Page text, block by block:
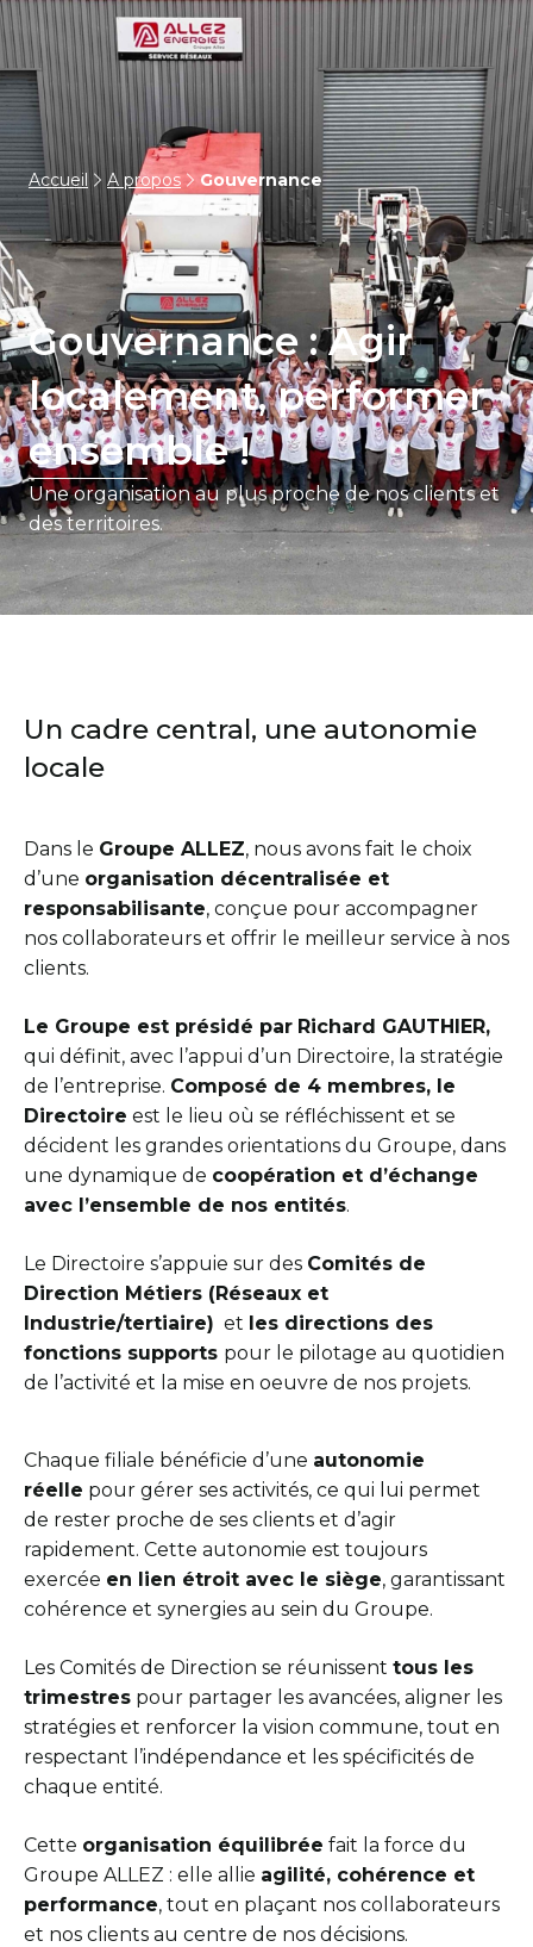
Accueil A propos Gouvernance
Gouvernance : Agir
localement, performer
ensemble !
Une organisationau plus proche de nos clients et
des territoires.
Un cadre central, une autonomie
locale
Dans le Groupe ALLEZ, nous avons fait le choix
d’une organisation décentralisée et
responsabilisante, conçue pour accompagner
nos collaborateurs et offrir le meilleur service à nos
clients.
Le Groupe est présidé par Richard GAUTHIER,
qui définit,avec l’appui d’un Directoire, la stratégie
de l’entreprise. Composé de 4 membres, le
Directoire est le lieu où se réfléchissent et se
décident les grandes orientations du Groupe, dans
une dynamique de coopération et d’échange
avec l’ensemble de nos entités.
Le Directoire s’appuie sur des Comités de
Direction Métiers (Réseaux et
Industrie/tertiaire) et les directions des
fonctions supports pour le pilotage au quotidien
de l’activité et la mise en oeuvre de nos projets.
Chaque filiale bénéficie d’une autonomie
réelle pour gérer ses activités, ce qui lui permet
de rester proche de ses clients et d’agir
rapidement. Cette autonomie est toujours
exercée en lien étroit avec le siège, garantissant
cohérence et synergies au sein du Groupe.
Les Comités de Direction se réunissent tous les
trimestrespour partager les avancées, aligner les
stratégies et renforcer la vision commune, tout en
respectant l’indépendance et les spécificités de
chaque entité.
Cette organisation équilibrée fait la force du
Groupe ALLEZ : elle allie agilité, cohérence et
performance, tout en plaçant nos collaborateurs
et nos clients au centre de nos décisions.